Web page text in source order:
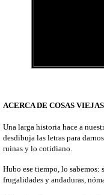
ACERCA DE COSAS VIEJAS
Una larga historia hace a
desdibuja las letras para
ruinas y lo cotidiano.
Hubo ese tiempo, lo sabemos:
frugalidades y andaduras,